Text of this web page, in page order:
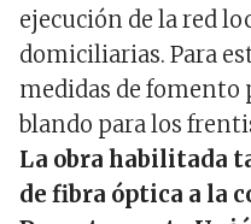
ejecución de la red
domiciliarias. Para
medidas de fomento
blando para los
La obra habilitada
de fibra óptica a la